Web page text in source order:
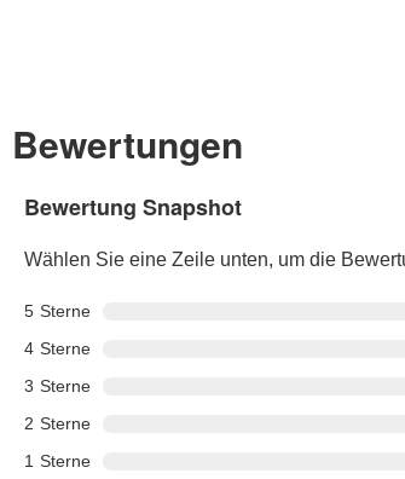
Bewertungen
Bewertung Snapshot
Wählen Sie eine Zeile unten, um die
5 Sterne
4 Sterne
3 Sterne
2 Sterne
1 Sterne